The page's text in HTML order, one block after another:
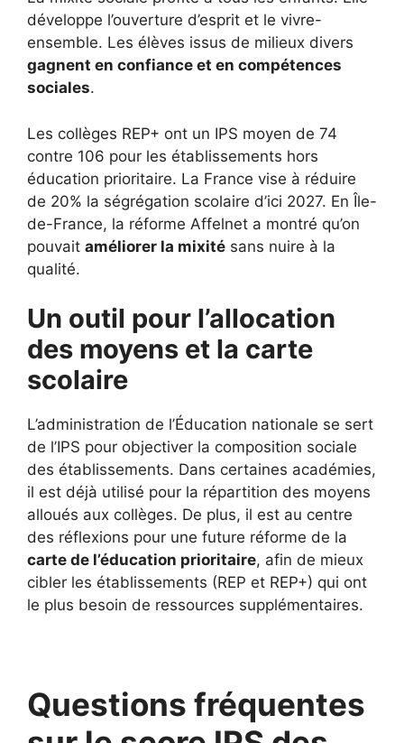
développe l’ouverture d’esprit et le vivre-
ensemble. Les élèves issus de milieux divers
gagnent en confiance et en compétences
sociales.
Les collèges REP+ ont un IPS moyen de 74
contre 106 pour les établissements hors
éducation prioritaire. La France vise à réduire
de 20% la ségrégation scolaire d’ici 2027. En Île-
de-France, la réforme Affelnet a montré qu’on
pouvait améliorer la mixité sans nuire à la
qualité.
Un outil pour l’allocation
des moyens et la carte
scolaire
L’administration de l’Éducation nationale se sert
de l’IPS pour objectiver la composition sociale
des établissements. Dans certaines académies,
il est déjà utilisé pour la répartition des moyens
alloués aux collèges. De plus, il est au centre
des réflexions pour une future réforme de la
carte de l’éducation prioritaire, afin de mieux
cibler les établissements (REP et REP+) qui ont
le plus besoin de ressources supplémentaires.
Questions fréquentes